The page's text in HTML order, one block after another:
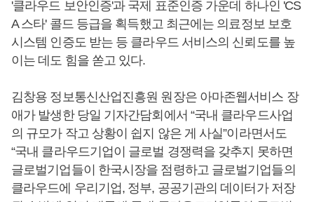
'클라우드 보안인증'과 국제 표준인증 가운데 하나인 'CS
A 스타' 콜드 등급을 획득했고 최근에는 의료정보 보호
시스템 인증도 받는 등 클라우드 서비스의 신뢰도를 높
이는 데도 힘을 쏟고 있다.
김창용 정보통신산업진흥원 원장은 아마존웹서비스 장
애가 발생한 당일 기자간담회에서 “국내 클라우드사업
의 규모가 작고 상황이 쉽지 않은 게 사실”이라면서도
“국내 클라우드기업이 글로벌 경쟁력을 갖추지 못하면
글로벌기업들이 한국시장을 점령하고 글로벌기업들의
클라우드에 우리기업, 정부, 공공기관의 데이터가 저장